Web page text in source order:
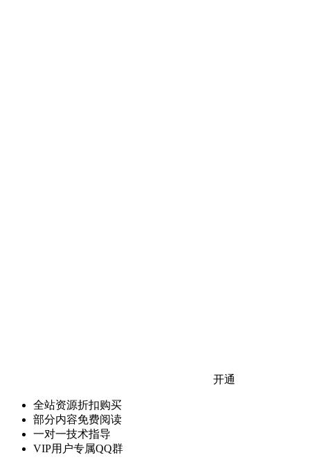
开通
全站资源折扣购买
部分内容免费阅读
一对一技术指导
VIP用户专属QQ群